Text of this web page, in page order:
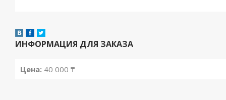
ИНФОРМАЦИЯ ДЛЯ ЗАКАЗА
Цена: 40 000 ₸